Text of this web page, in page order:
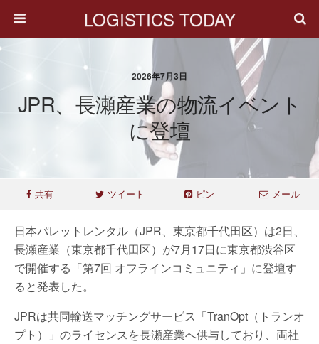
LOGISTICS TODAY
2026年7月3日
JPR、長瀬産業の物流イベント
に登壇
共有 ツイート ピン メール
日本パレットレンタル（JPR、東京都千代田区）は2日、
長瀬産業（東京都千代田区）が7月17日に東京都渋谷区
で開催する「第7回 オフラインコミュニティ」に登壇す
ると発表した。
JPRは共同輸送マッチングサービス「TranOpt（トランオ
プト）」のライセンスを長瀬産業へ供与しており、両社